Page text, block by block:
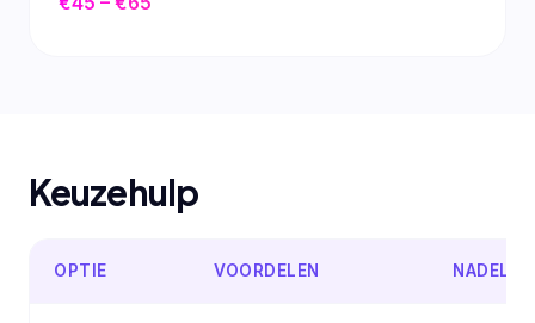
Keuzehulp
OPTIE VOORDELEN NADELEN